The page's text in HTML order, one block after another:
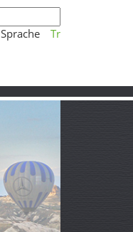
Sprache Tr